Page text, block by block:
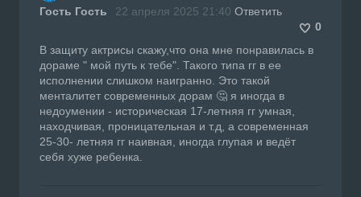
Гость Гость 22 апреля 2025 21:40 Ответить
0
В защиту актрисы скажу,что она мне понравилась в
дораме " мой путь к тебе". Такого типа гг в ее
исполнении слишком наигранно. Это такой
менталитет современных дорам 🤔 я иногда в
недоумении - историческая 17-летняя гг умная,
находчивая, проницательная и т.д, а современная
25-30- летняя гг наивная, иногда глупая и ведёт
себя хуже ребенка.